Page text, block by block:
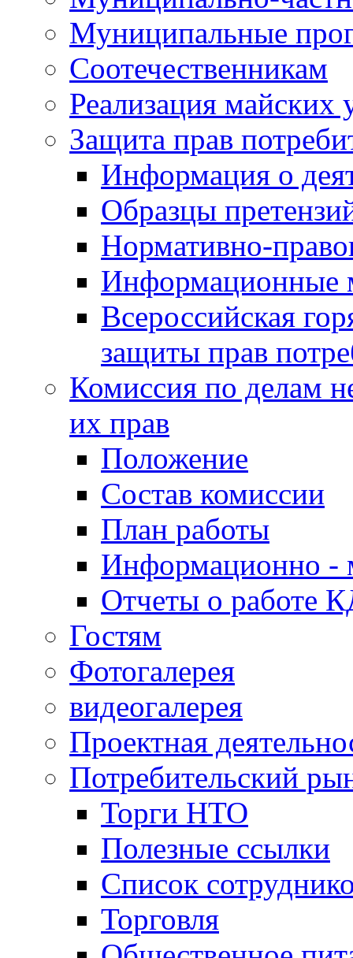
Муниципальные
Соотечественникам
Реализация майских
Защита прав
Информация о
Образцы
Нормативно-
Информационные
Всероссийская
защиты прав
Комиссия по делам
их прав
Положение
Состав комиссии
План работы
Информационно -
Отчеты о работе
Гостям
Фотогалерея
видеогалерея
Проектная
Потребительский
Торги НТО
Полезные ссылки
Список
Торговля